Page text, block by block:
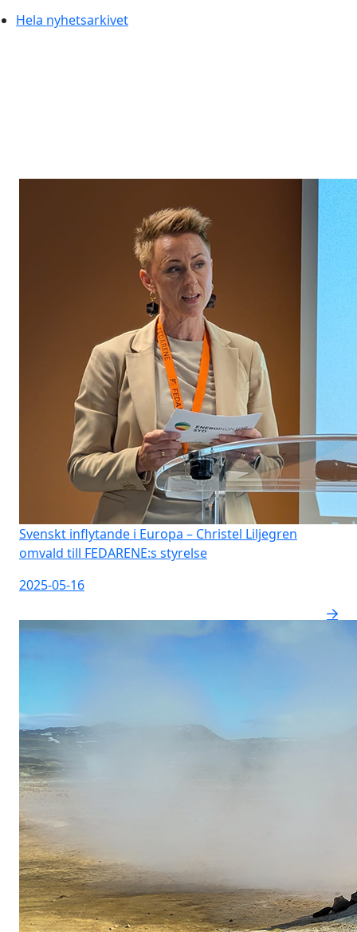
Hela nyhetsarkivet
Svenskt inflytande i Europa – Christel Liljegren
omvald till FEDARENE:s styrelse
2025-05-16